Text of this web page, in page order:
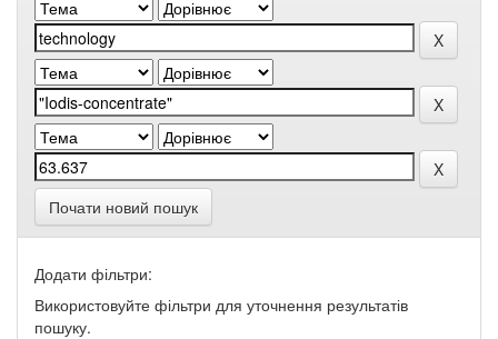
Почати новий пошук
Додати фільтри:
Використовуйте фільтри для уточнення результатів
пошуку.